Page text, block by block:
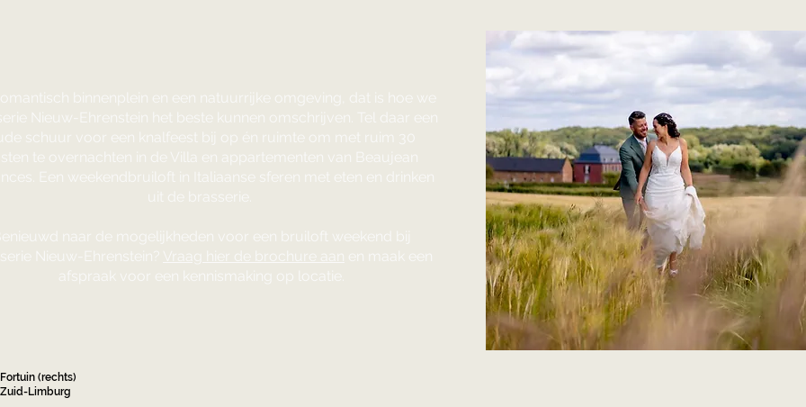
binnenplein en een natuurrijke omgeving, dat is hoe we
Nieuw-Ehrenstein het beste kunnen omschrijven. Tel daar een
schuur voor een knalfeest bij op én ruimte om met ruim 30
te overnachten in de Villa en appartementen van Beaujean
Een weekendbruiloft in Italiaanse sferen met eten en drinken
uit de brasserie.
naar de mogelijkheden voor een bruiloft weekend bij
Nieuw-Ehrenstein? Vraag hier de brochure aan en maak een
afspraak voor een kennismaking op locatie.
(rechts)
Limburg